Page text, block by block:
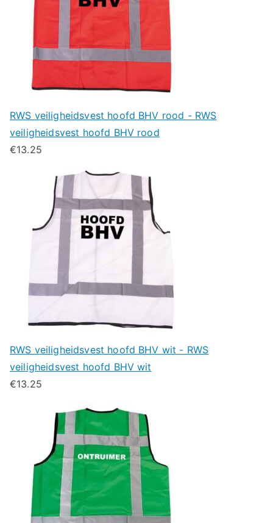
RWS veiligheidsvest hoofd BHV rood - RWS
veiligheidsvest hoofd BHV rood
€13.25
RWS veiligheidsvest hoofd BHV wit - RWS
veiligheidsvest hoofd BHV wit
€13.25